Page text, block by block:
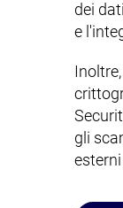
dei
e
gli